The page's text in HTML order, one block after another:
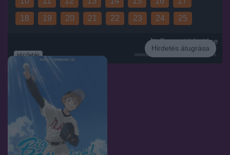
Hirdetés
Hirdetés átugrása
18
19 20 21 22 23 24 25
Sorozat jelentése